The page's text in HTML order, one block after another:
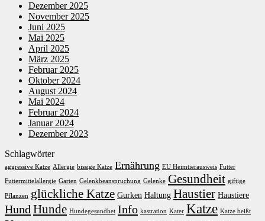
Dezember 2025
November 2025
Juni 2025
Mai 2025
April 2025
März 2025
Februar 2025
Oktober 2024
August 2024
Mai 2024
Februar 2024
Januar 2024
Dezember 2023
Schlagwörter
aggressive Katze Allergie bissige Katze Ernährung EU Heimtierausweis Futter
Futtermittelallergie Garten Gelenkbeanspruchung Gelenke Gesundheit giftige
Pflanzen glückliche Katze Gurken Haltung Haustier Haustiere
Hund Hunde Hundegesundhet Info kastration Kater Katze Katze beißt